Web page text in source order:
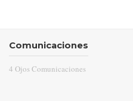
Comunicaciones
4 Ojos Comunicaciones